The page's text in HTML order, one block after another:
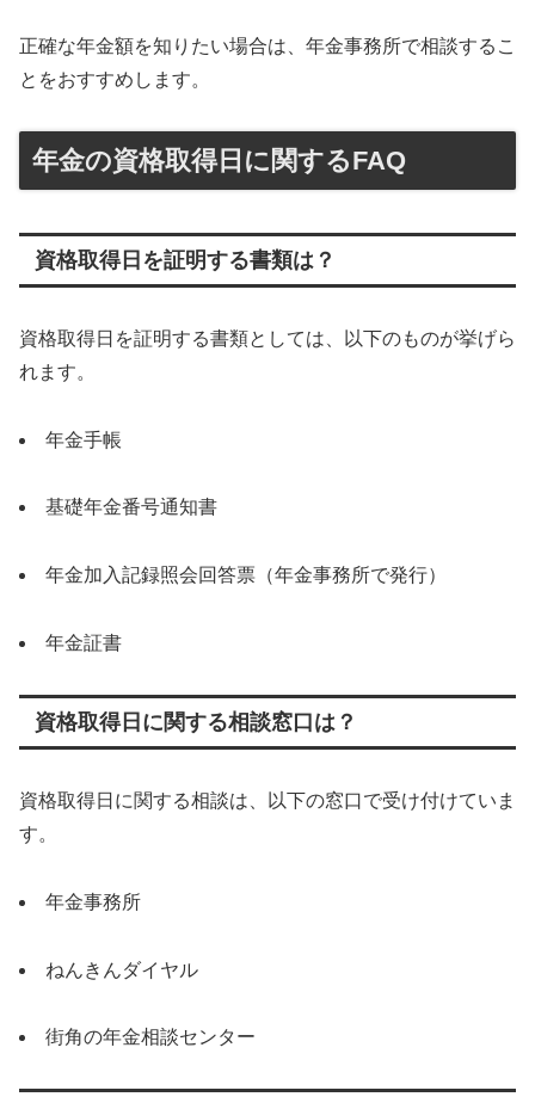
正確な年金額を知りたい場合は、年金事務所で相談するこ
とをおすすめします。
年金の資格取得日に関するFAQ
資格取得日を証明する書類は？
資格取得日を証明する書類としては、以下のものが挙げら
れます。
年金手帳
基礎年金番号通知書
年金加入記録照会回答票（年金事務所で発行）
年金証書
資格取得日に関する相談窓口は？
資格取得日に関する相談は、以下の窓口で受け付けていま
す。
年金事務所
ねんきんダイヤル
街角の年金相談センター